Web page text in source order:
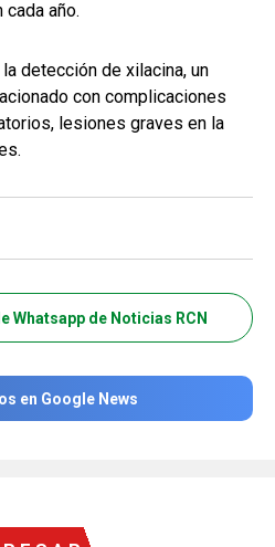
año.
detección de xilacina, un
con complicaciones
lesiones graves en la
Whatsapp de Noticias RCN
en Google News